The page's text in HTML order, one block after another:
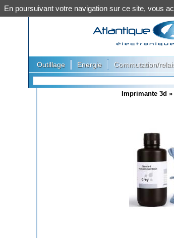
Outillage Energie Commutation/
Imprimante 3d »
En poursuivant votre navigation sur ce site, vous